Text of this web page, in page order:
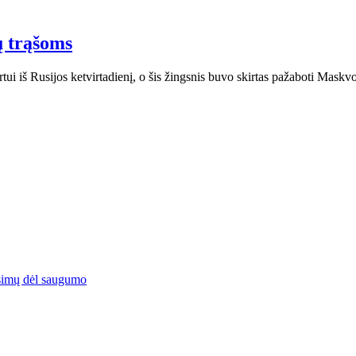
trąšoms
iš Rusijos ketvirtadienį, o šis žingsnis buvo skirtas pažaboti
dėl saugumo